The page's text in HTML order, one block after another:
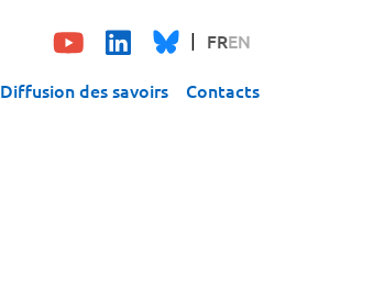
FREN
Diffusion des savoirs Contacts